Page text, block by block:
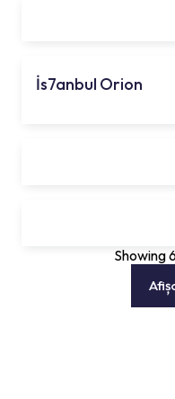
İs7anbul Orion
Showing